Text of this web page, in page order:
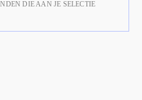
DIE AAN JE SELECTIE